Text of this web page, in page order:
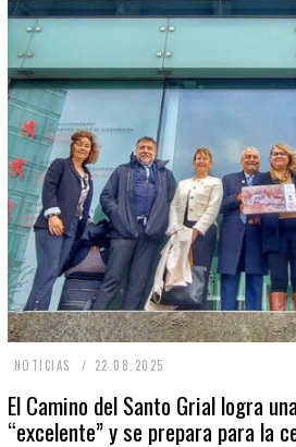
NOTICIAS 22.08.2025
.
El Camino del Santo Grial logra
“excelente” y se prepara para la